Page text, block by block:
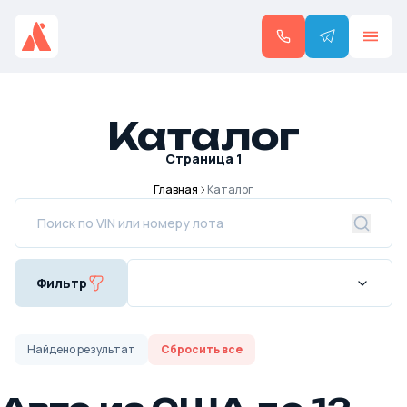
Каталог
Страница 1
Главная Каталог
Фильтр
Найденорезультат Сбросить все